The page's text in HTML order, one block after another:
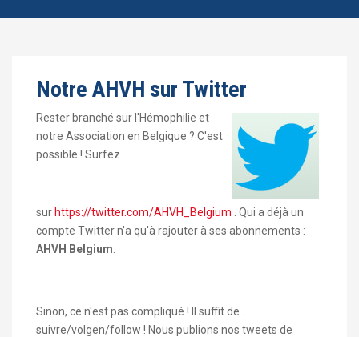
Notre AHVH sur Twitter
Rester branché sur l'Hémophilie et
notre Association en Belgique ? C'est
possible ! Surfez
sur https://twitter.com/AHVH_Belgium . Qui a déjà un
compte Twitter n'a qu'à rajouter à ses abonnements :
AHVH Belgium
Sinon, ce n'est pas compliqué ! Il suffit de ...
suivre/volgen/follow ! Nous publions nos tweets de